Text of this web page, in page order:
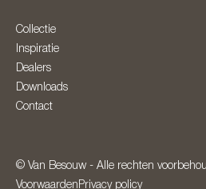
Collectie
Inspiratie
Dealers
Downloads
Contact
© Van Besouw - Alle rechten
Voorwaarden Privacy policy